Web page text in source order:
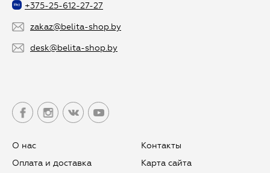
+375-25-612-27-27
zakaz@belita-shop.by
desk@belita-shop.by
О нас
Оплата и доставка
Контакты
Карта сайта